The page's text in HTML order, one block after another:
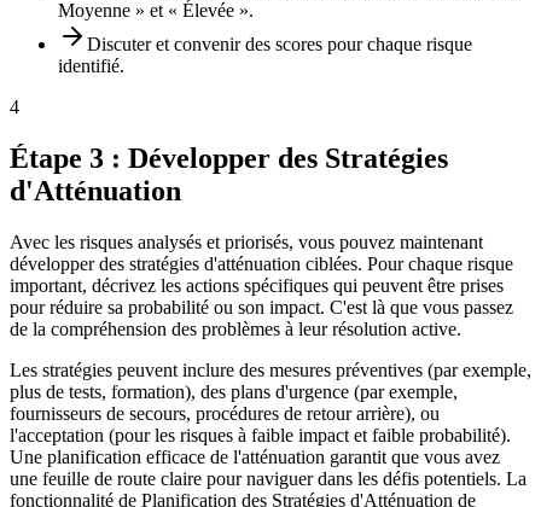
Moyenne » et « Élevée ».
Discuter et convenir des scores pour chaque risque
identifié.
4
Étape 3 : Développer des Stratégies
d'Atténuation
Avec les risques analysés et priorisés, vous pouvez maintenant
développer des stratégies d'atténuation ciblées. Pour chaque risque
important, décrivez les actions spécifiques qui peuvent être prises
pour réduire sa probabilité ou son impact. C'est là que vous passez
de la compréhension des problèmes à leur résolution active.
Les stratégies peuvent inclure des mesures préventives (par exemple,
plus de tests, formation), des plans d'urgence (par exemple,
fournisseurs de secours, procédures de retour arrière), ou
l'acceptation (pour les risques à faible impact et faible probabilité).
Une planification efficace de l'atténuation garantit que vous avez
une feuille de route claire pour naviguer dans les défis potentiels. La
fonctionnalité de Planification des Stratégies d'Atténuation de